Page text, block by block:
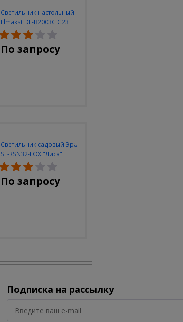
Светильник настольный
Elmakst DL-B2003C G23
черный струбцина
По запросу
Светильник садовый Эра
SL-RSN32-FOX "Лиса"
солн.бат, полистоун,
цветной, 32 см
По запросу
Подписка на рассылку